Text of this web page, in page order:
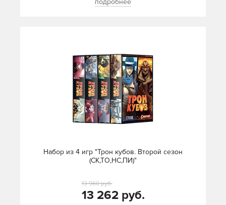
подробнее
Набор из 4 игр "Трон кубов. Второй сезон
(СК,ТО,НС,ПИ)"
13 262 руб.
13 960 руб.